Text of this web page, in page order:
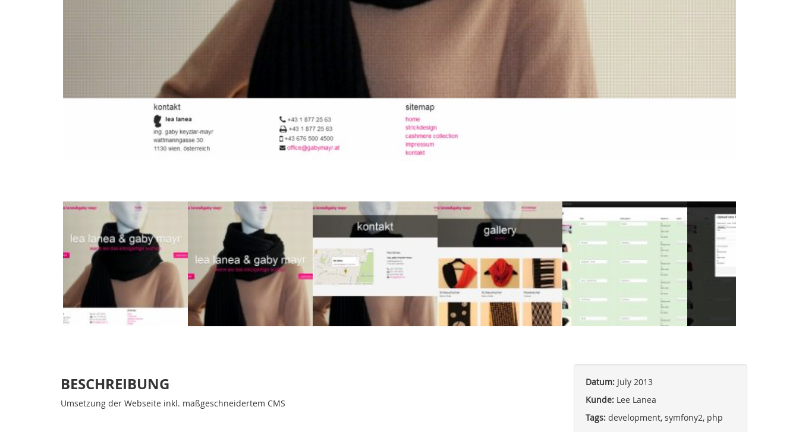
BESCHREIBUNG
Umsetzung der Webseite inkl. maßgeschneidertem CMS
Datum:July 2013
Kunde:Lee Lanea
Tags:development, symfony2, php